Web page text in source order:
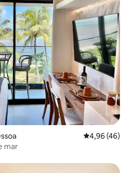
Évaluation
4,96 (46)
mar